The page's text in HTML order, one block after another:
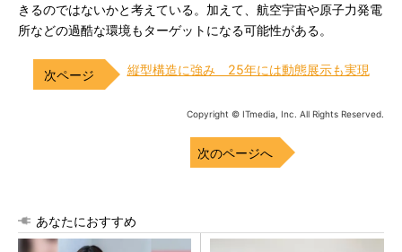
きるのではないかと考えている。加えて、航空宇宙や原子力発電
所などの過酷な環境もターゲットになる可能性がある。
縦型構造に強み 25年には動態展示も実現
Copyright © ITmedia, Inc. All Rights Reserved.
次のページへ
あなたにおすすめ